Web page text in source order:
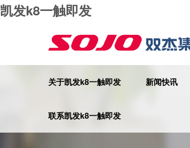
凯发k8一触即发
关于凯发k8一触即发 新闻快讯
联系凯发k8一触即发